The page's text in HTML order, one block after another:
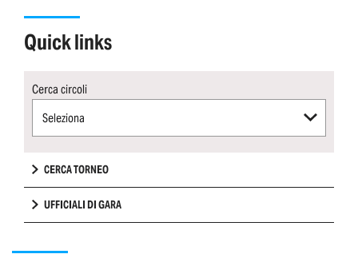
quick links
Cerca circoli
Seleziona
CERCA TORNEO
UFFICIALI DI GARA